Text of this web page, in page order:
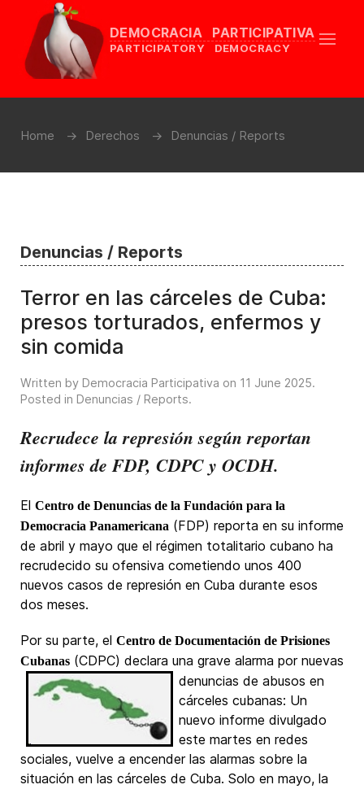
DEMOCRACIA PARTICIPATIVA
PARTICIPATORY DEMOCRACY
Home Derechos Denuncias / Reports
Denuncias / Reports
Terror en las cárceles de Cuba:
presos torturados, enfermos y
sin comida
Written by Democracia Participativa on 11 June 2025.
Posted in Denuncias / Reports.
Recrudece la represión según reportan
informes de FDP, CDPC y OCDH.
El Centro de Denuncias de la Fundación para la
Democracia Panamericana (FDP) reporta en su informe
de abril y mayo que el régimen totalitario cubano ha
recrudecido su ofensiva cometiendo unos 400
nuevos casos de represión en Cuba durante esos
dos meses.
Por su parte, el Centro de Documentación de Prisiones
Cubanas (CDPC) declara una grave alarma por nuevas
denuncias de abusos en
cárceles cubanas: Un
nuevo informe divulgado
este martes en redes
sociales, vuelve a encender las alarmas sobre la
situación en las cárceles de Cuba. Solo en mayo, la